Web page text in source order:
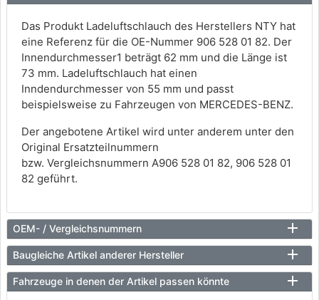
Das Produkt Ladeluftschlauch des Herstellers NTY hat
eine Referenz für die OE-Nummer 906 528 01 82. Der
Innendurchmesser1 beträgt 62 mm und die Länge ist
73 mm. Ladeluftschlauch hat einen
Inndendurchmesser von 55 mm und passt
beispielsweise zu Fahrzeugen von MERCEDES-BENZ.
Der angebotene Artikel wird unter anderem unter den
Original Ersatzteilnummern
bzw. Vergleichsnummern A906 528 01 82, 906 528 01
82 geführt.
OEM- / Vergleichsnummern
Baugleiche Artikel anderer Hersteller
Fahrzeuge in denen der Artikel passen könnte